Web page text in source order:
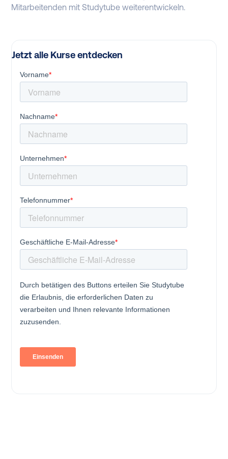
Mitarbeitenden mit Studytube weiterentwickeln.
Jetzt alle Kurse entdecken